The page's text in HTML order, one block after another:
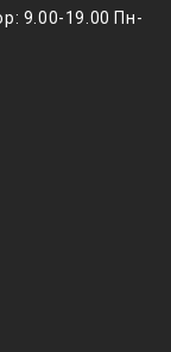
9.00-19.00 Пн-